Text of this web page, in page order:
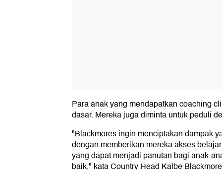
Para anak yang mendapatkan coaching
dasar. Mereka juga diminta untuk peduli
"Blackmores ingin menciptakan dampak
dengan memberikan mereka akses
yang dapat menjadi panutan bagi anak-
baik," kata Country Head Kalbe